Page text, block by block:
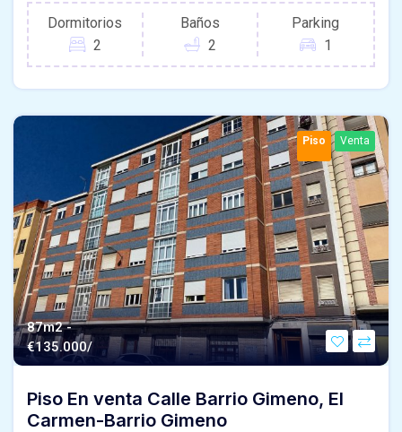
Dormitorios
2
Baños
2
Parking
1
Piso Venta
87m2 -
€135.000/
Piso En venta Calle Barrio Gimeno, El
Carmen-Barrio Gimeno